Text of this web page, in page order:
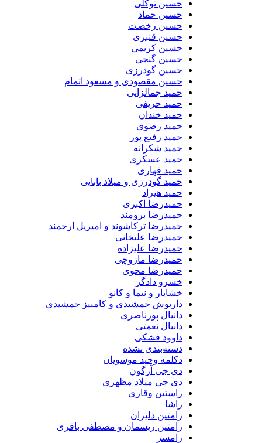
حسین توکلی
حسین حماد
حسین رخصت
حسین قنبری
حسین کریمی
حسین گنجی
حسین گودرزی
حسین مقصودی و مسعود اتمام
حمید جمالزایی
حمید حریفی
حمید خندان
حمید رضوی
حمید رفیع پور
حمید شکرانه
حمید عسکری
حمید قهاری
حمید گودرزی و میلاد بابایی
حمید هیراد
حمیدرضا اکبری
حمیدرضا برومند
حمیدرضا ترکاشوند و امیریل ارجمند
حمیدرضا علیخانی
حمیدرضا علیزاده
حمیدرضا مازوچی
حمیدرضا محوی
خسرو دادگر
خشایار و نیما و کانو
داریوش جمشیدی و کامبیز جمشیدی
دانیال پورناصری
دانیال نعمتی
داوود فشکی
دسته‌بندی نشده
دکلمه وحید موسویان
دی جی آرگون
دی جی میلاد مظهری
راستین وقاری
رامتین دلیران
رامتین ریسمان و مصطفی باقری